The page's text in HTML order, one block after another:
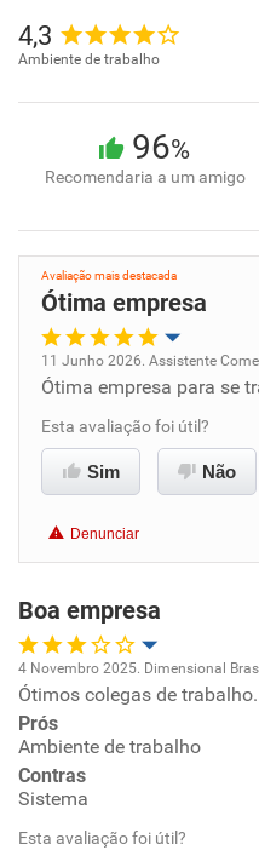
4,3
Ambiente de trabalho
96%
Recomendaria a um amigo
Avaliação mais destacada
Ótima empresa
Oportunidade de
Ambiente de trabalho
Benefícios
Recomenda esta
Recomenda a
11 Junho 2026. Assistente
Ótima empresa para se
Esta avaliação foi útil?
Sim Não
Denunciar
Boa empresa
Oportunidade de promoção
Ambiente de trabalho
4 Novembro 2025. Dimensional
Ótimos colegas de trabalho.
Prós
Ambiente de trabalho
Contras
Sistema
Esta avaliação foi útil?